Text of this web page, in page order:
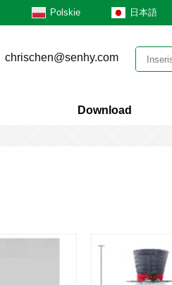
Polskie 日本語
chrischen@senhy.com
Download